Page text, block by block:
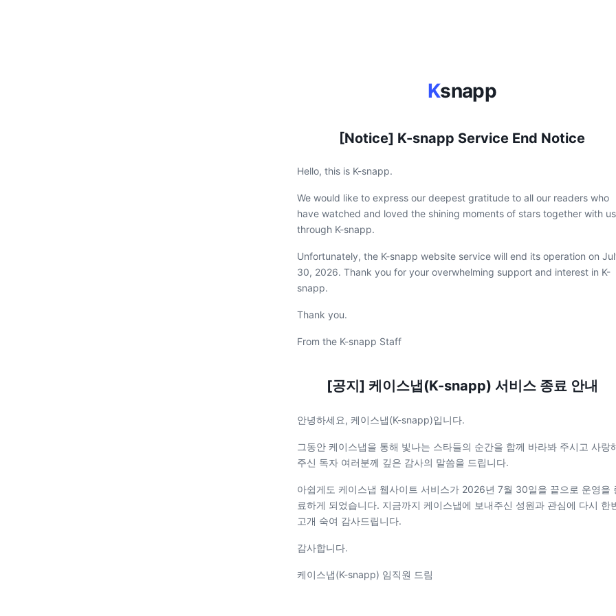
Ksnapp
[Notice] K-snapp Service End Notice
Hello, this is K-snapp.
We would like to express our deepest gratitude to all our readers who
have watched and loved the shining moments of stars together with us
through K-snapp.
Unfortunately, the K-snapp website service will end its operation on
30, 2026. Thank you for your overwhelming support and interest in K-
snapp.
Thank you.
From the K-snapp Staff
[공지] 케이스냅(K-snapp) 서비스 종료 안내
안녕하세요, 케이스냅(K-snapp)입니다.
그동안 케이스냅을 통해 빛나는 스타들의 순간을 함께 바라봐 주시고 사랑
주신 독자 여러분께 깊은 감사의 말씀을 드립니다.
아쉽게도 케이스냅 웹사이트 서비스가 2026년 7월 30일을 끝으로 운영을
료하게 되었습니다. 지금까지 케이스냅에 보내주신 성원과 관심에 다시 한
고개 숙여 감사드립니다.
감사합니다.
케이스냅(K-snapp) 임직원 드림